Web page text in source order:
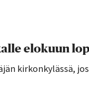
elokuun
kirkonkylässä,